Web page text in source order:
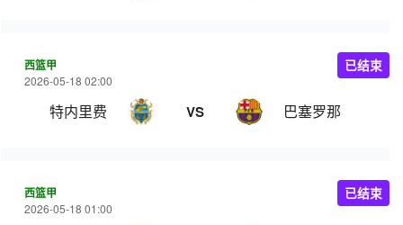
西篮甲
2026-05-18 02:00
特内里费 VS 巴塞罗那
已结束
西篮甲
2026-05-18 01:00
已结束